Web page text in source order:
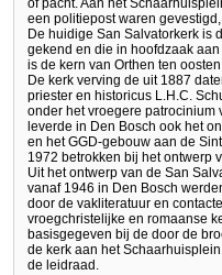
een politiepost waren
De huidige San Salvatorkerk is
gekend en die in hoofdzaak
is de kern van Orthen ten
De kerk verving de uit 1887
priester en historicus L.H.C.
onder het vroegere patrocinium
leverde in Den Bosch ook het
en het GGD-gebouw aan de
1972 betrokken bij het ontwerp
Uit het ontwerp van de San
vanaf 1946 in Den Bosch
door de vakliteratuur en
vroegchristelijke en romaanse
basisgegeven bij de door de
de kerk aan het Schaarhuisplein
de leidraad.